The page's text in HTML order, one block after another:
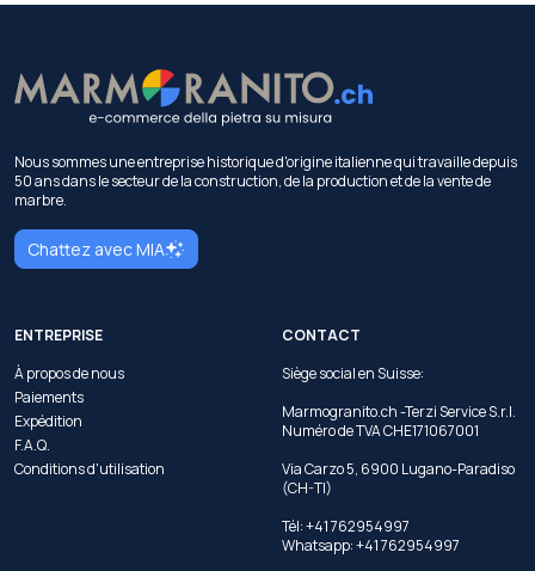
Nous sommes une entreprise historique d'origine italienne qui travaille depuis
50 ans dans le secteur de la construction, de la production et de la vente de
marbre.
Chattez avec MIA
ENTREPRISE
À propos de nous
Paiements
Expédition
F.A.Q.
Conditions d'utilisation
CONTACT
Siège social en Suisse:
Marmogranito.ch -Terzi Service S.r.l.
Numéro de TVA CHE171067001
Via Carzo 5, 6900 Lugano-Paradiso
(CH-TI)
Tél: +41 762954997
Whatsapp:+41 762954997